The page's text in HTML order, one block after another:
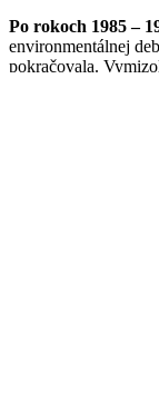
Po rokoch 1985 –
environmentálnej
pokračovala.